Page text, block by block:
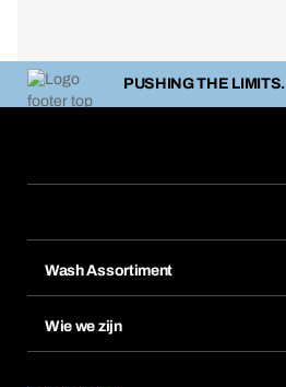
PUSHING THE LIMITS.
Wash Assortiment
Wie we zijn